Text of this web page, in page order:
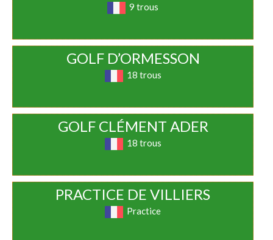
9 trous
GOLF D’ORMESSON
18 trous
GOLF CLÉMENT ADER
18 trous
PRACTICE DE VILLIERS
Practice